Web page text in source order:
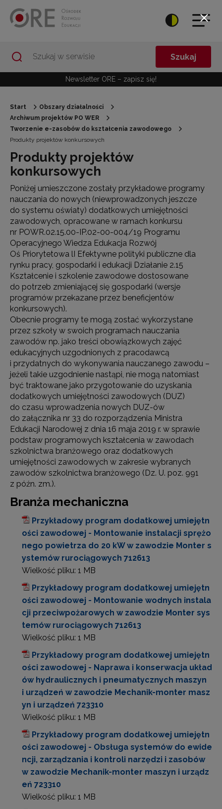
Szukaj
Newsletter ORE – zapisz się!
Start
Obszary działalności
Archiwum projektów PO WER
Tworzenie e-zasobów do kształcenia zawodowego
Produkty projektów konkursowych
Produkty projektów
konkursowych
Poniżej umieszczone zostały przykładowe programy
nauczania do nowych (niewprowadzonych jeszcze
do systemu oświaty) dodatkowych umiejętności
zawodowych, opracowane w ramach konkursu
nr POWR.02.15.00-IP.02-00-004/19 Programu
Operacyjnego Wiedza Edukacja Rozwój
Oś Priorytetowa lI Efektywne polityki publiczne dla
rynku pracy, gospodarki i edukacji Działanie 2.15
Kształcenie i szkolenie zawodowe dostosowane
do potrzeb zmieniającej się gospodarki (wersje
programów przekazane przez beneficjentów
konkursowych).
Obecnie programy te mogą zostać wykorzystane
przez szkoły w swoich programach nauczania
zawodów np. jako treści obowiązkowych zajęć
edukacyjnych uzgodnionych z pracodawcą
i przydatnych do wykonywania nauczanego zawodu –
jeżeli takie uzgodnienie nastąpi, nie mogą natomiast
być traktowane jako przygotowanie do uzyskania
dodatkowych umiejętności zawodowych (DUZ)
do czasu wprowadzenia nowych DUZ-ów
do załącznika nr 33 do rozporządzenia Ministra
Edukacji Narodowej z dnia 16 maja 2019 r. w sprawie
podstaw programowych kształcenia w zawodach
szkolnictwa branżowego oraz dodatkowych
umiejętności zawodowych w zakresie wybranych
zawodów szkolnictwa branżowego (Dz. U. poz. 991
z późn. zm.).
Branża mechaniczna
Przykładowy program dodatkowej umiejętn
ości zawodowej - Montowanie instalacji sprężo
nego powietrza do 20 kW w zawodzie Monter s
ystemów rurociągowych 712613
Wielkość pliku: 1 MB
Przykładowy program dodatkowej umiejętn
ości zawodowej - Montowanie wodnych instala
cji przeciwpożarowych w zawodzie Monter sys
temów rurociągowych 712613
Wielkość pliku: 1 MB
Przykładowy program dodatkowej umiejętn
ości zawodowej - Naprawa i konserwacja układ
ów hydraulicznych i pneumatycznych maszyn
i urządzeń w zawodzie Mechanik-monter masz
yn i urządzeń 723310
Wielkość pliku: 1 MB
Przykładowy program dodatkowej umiejętn
ości zawodowej - Obsługa systemów do ewide
ncji, zarządzania i kontroli narzędzi i zasobów
w zawodzie Mechanik-monter maszyn i urządz
eń 723310
Wielkość pliku: 1 MB